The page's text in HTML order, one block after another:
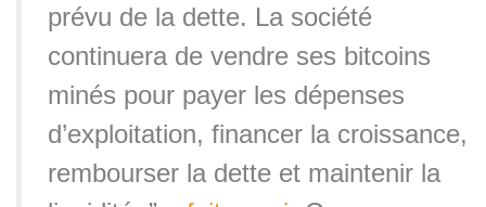
prévu de la dette. La société
continuera de vendre ses bitcoins
minés pour payer les dépenses
d’exploitation, financer la croissance,
rembourser la dette et maintenir la